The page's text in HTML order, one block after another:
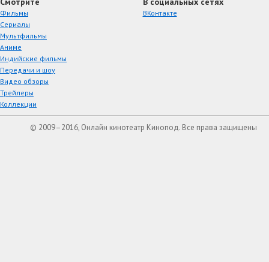
Фильмы
Сериалы
Мультфильмы
Аниме
Индийские фильмы
Передачи и шоу
Видео обзоры
Трейлеры
Коллекции
ВКонтакте
© 2009–2016, Онлайн кинотеатр Кинопод. Все права защищены